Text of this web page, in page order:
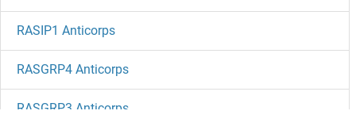
RASIP1 Anticorps
RASGRP4 Anticorps
RASGRP3 Anticorps